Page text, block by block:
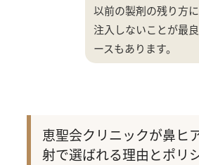
以前の製剤の残り方
注入しないことが最
ースもあります。
恵聖会クリニックが鼻ヒ
射で選ばれる理由とポリ